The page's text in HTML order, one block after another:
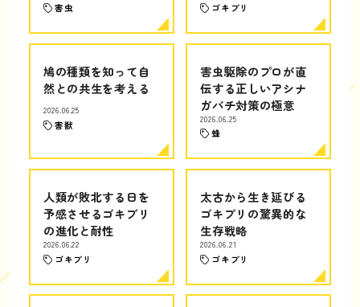
害虫 ゴキブリ
鳩の種類を知って自
然との共生を考える
2026.06.25
害獣
害虫駆除のプロが直
伝する正しいアシナ
ガバチ対策の極意
2026.06.25
蜂
人類が敗北する日を
予感させるゴキブリ
の進化と耐性
2026.06.22
ゴキブリ
太古から生き延びる
ゴキブリの驚異的な
生存戦略
2026.06.21
ゴキブリ